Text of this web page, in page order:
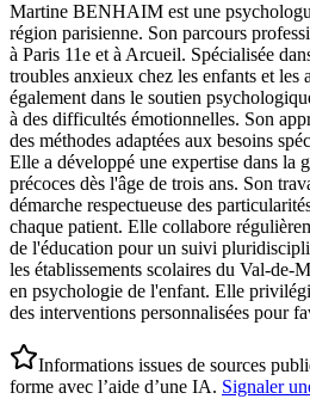
Martine BENHAIM est une
région parisienne. Son parcours
à Paris 11e et à Arcueil. Spécialisée
troubles anxieux chez les enfants et les
également dans le soutien
à des difficultés émotionnelles. Son
des méthodes adaptées aux besoins
Elle a développé une expertise dans la
précoces dès l'âge de trois ans. Son
démarche respectueuse des
chaque patient. Elle collabore
de l'éducation pour un suivi
les établissements scolaires du Val-de-
en psychologie de l'enfant. Elle
des interventions personnalisées pour
Informations issues de sources
forme avec l’aide d’une IA. Signaler